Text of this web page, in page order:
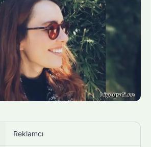
Reklamcı